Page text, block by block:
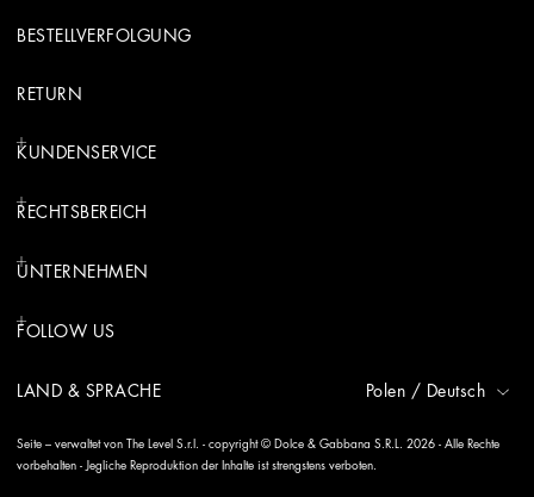
BESTELLVERFOLGUNG
RETURN
KUNDENSERVICE
RECHTSBEREICH
UNTERNEHMEN
FOLLOW US
LAND & SPRACHE Polen / Deutsch
Seite – verwaltet von The Level S.r.l. - copyright © Dolce & Gabbana S.R.L. 2026 - Alle Rechte
vorbehalten - Jegliche Reproduktion der Inhalte ist strengstens verboten.